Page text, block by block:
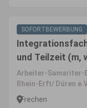
SOFORTBEWERBUNG
und Teilzeit (m,
Arbeiter-Samariter-
Rhein-Erft/ Düren
Frechen